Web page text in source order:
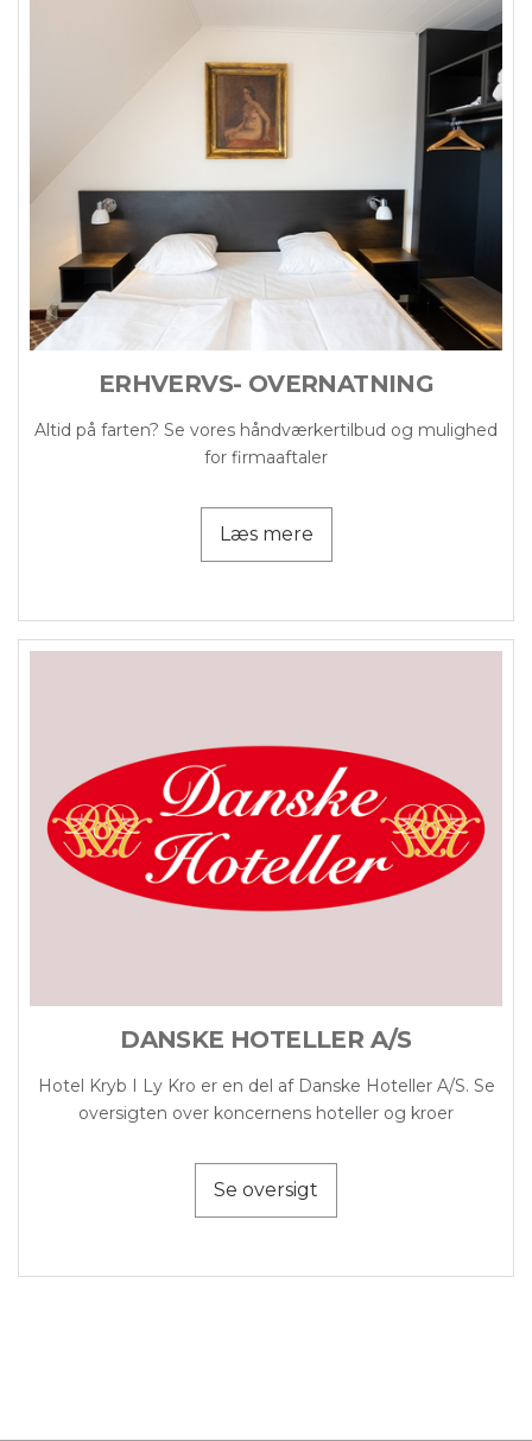
ERHVERVS- OVERNATNING
Altid på farten? Se vores håndværkertilbud og mulighed
for firmaaftaler
Læs mere
DANSKE HOTELLER A/S
Hotel Kryb I Ly Kro er en del af Danske Hoteller A/S. Se
oversigten over koncernens hoteller og kroer
Se oversigt